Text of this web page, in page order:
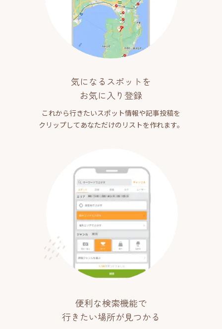
気になるスポットを
お気に入り登録
これから行きたいスポット情報や記事投稿を
クリップしてあなただけのリストを作れます。
便利な検索機能で
行きたい場所が見つかる